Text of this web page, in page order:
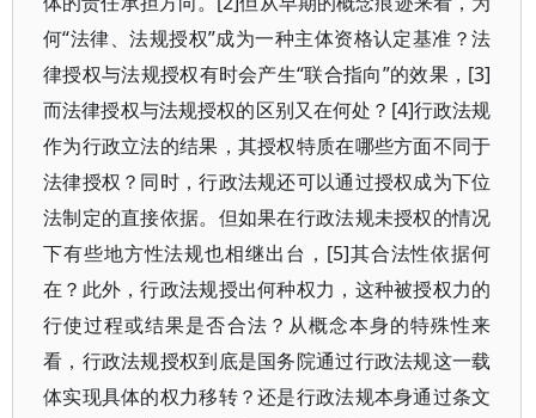
何“法律、法规授权”成为一种主体资格认定基准？法
律授权与法规授权有时会产生“联合指向”的效果，[3]
而法律授权与法规授权的区别又在何处？[4]行政法规
作为行政立法的结果，其授权特质在哪些方面不同于
法律授权？同时，行政法规还可以通过授权成为下位
法制定的直接依据。但如果在行政法规未授权的情况
下有些地方性法规也相继出台，[5]其合法性依据何
在？此外，行政法规授出何种权力，这种被授权力的
行使过程或结果是否合法？从概念本身的特殊性来
看，行政法规授权到底是国务院通过行政法规这一载
体实现具体的权力移转？还是行政法规本身通过条文